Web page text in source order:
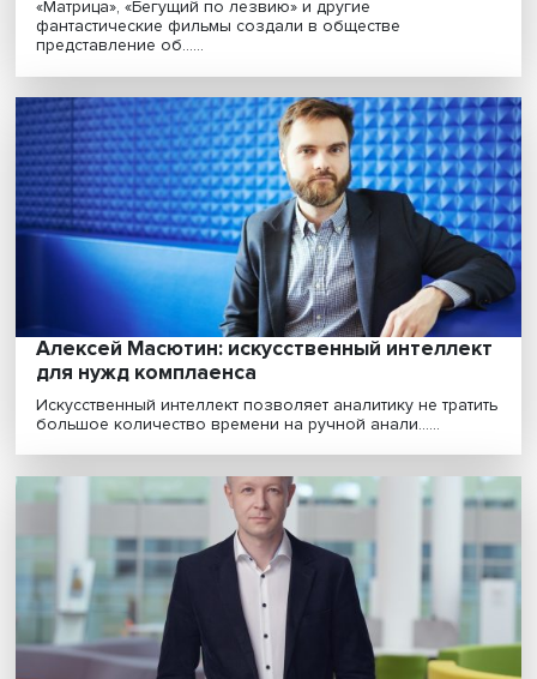
Анна Мещерякова: имеет ли смысл
инвестировать в решение задач,
пока никем не решены в мире?
Российские компании в сфере искусственного
интеллекта (ИИ) успешны в создании готовых
и......